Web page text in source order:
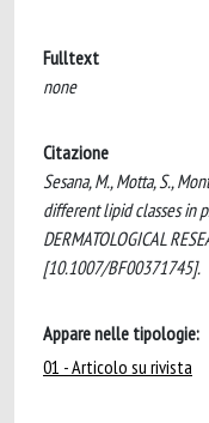
Fulltext
none
Citazione
Sesana, M., Motta, S.,
different lipid classes in
DERMATOLOGICAL
[10.1007/BF00371745].
Appare nelle tipologie:
01 - Articolo su rivista